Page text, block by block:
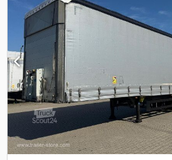
sertifikalı, Yükleme alanı (U G Y): 13.620 mm
Lastik ölçüsü: 385/65 R22.5, Yükleme alanı
aks: , 3. aks: , Havalı süspansiyon, Arka alt
Sistemi (EBS), 1x15 ve 2x7 pinli priz, Su
(Antispray). Tüm araçların genel
bulabilirsiniz. Finansman mı gerekiyor?
çözümleri, tam hizmet sözleşmeleri ve
sunuyoruz. Size kişisel olarak danışmaktan
Codpfx Asyyfikel Derf